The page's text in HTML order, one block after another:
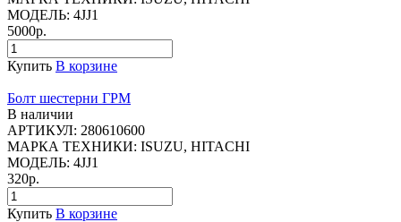
МОДЕЛЬ: 4JJ1
5000р.
Купить В корзине
Болт шестерни ГРМ
В наличии
АРТИКУЛ: 280610600
МАРКА ТЕХНИКИ: ISUZU, HITACHI
МОДЕЛЬ: 4JJ1
320р.
Купить В корзине